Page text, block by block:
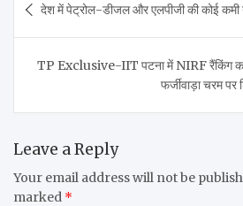
navigation
देश में पेट्रोल-डीजल और एलपीजी की कोई कमी
TP Exclusive-IIT पटना में NIRF रैंकिंग
फर्जीवाड़ा चरम पर
Leave a Reply
Your email address will not be
marked *